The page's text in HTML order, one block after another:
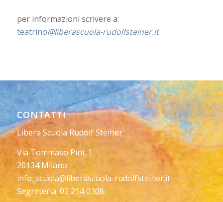
per informazioni scrivere a:
teatrino@liberascuola-rudolfsteiner.it
CONTATTI
Libera Scuola Rudolf Steiner
Via Tommaso Pini, 1
20134 Milano
info_scuola@liberascuola-rudolfsteiner.it
Segreteria: 02 214 0306